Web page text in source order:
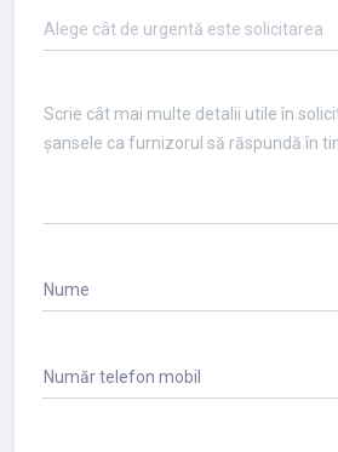
Alege cât de urgentă este solicitarea
Nume
Număr telefon mobil